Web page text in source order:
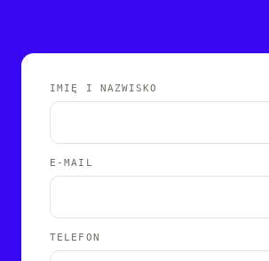
IMIĘ I NAZWISKO
E-MAIL
TELEFON